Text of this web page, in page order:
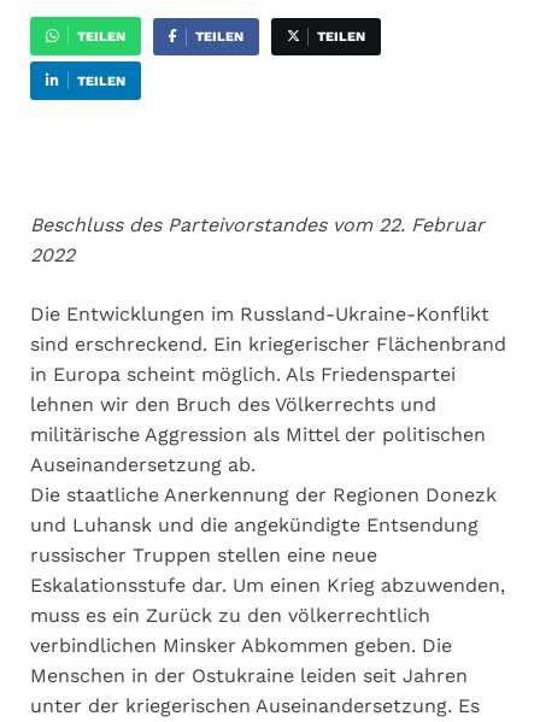
TEILEN TEILEN TEILEN
TEILEN
Beschluss des Parteivorstandes vom 22. Februar
2022
Die Entwicklungen im Russland-Ukraine-Konflikt
sind erschreckend. Ein kriegerischer Flächenbrand
in Europa scheint möglich. Als Friedenspartei
lehnen wir den Bruch des Völkerrechts und
militärische Aggression als Mittel der politischen
Auseinandersetzung ab.
Die staatliche Anerkennung der Regionen Donezk
und Luhansk und die angekündigte Entsendung
russischer Truppen stellen eine neue
Eskalationsstufe dar. Um einen Krieg abzuwenden,
muss es ein Zurück zu den völkerrechtlich
verbindlichen Minsker Abkommen geben. Die
Menschen in der Ostukraine leiden seit Jahren
unter der kriegerischen Auseinandersetzung. Es